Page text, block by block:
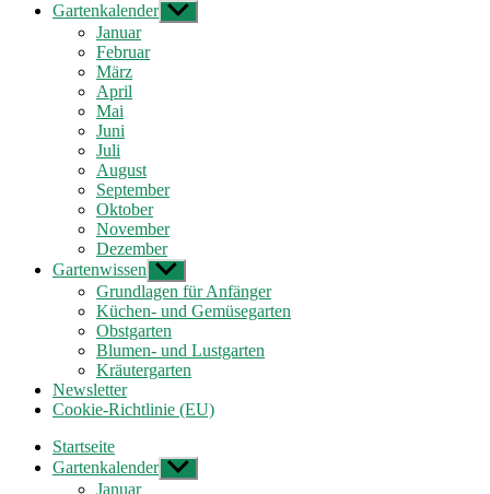
Gartenkalender Untermenü
anzeigen
Januar
Februar
März
April
Mai
Juni
Juli
August
September
Oktober
November
Dezember
Gartenwissen Untermenü
anzeigen
Grundlagen für Anfänger
Küchen- und Gemüsegarten
Obstgarten
Blumen- und Lustgarten
Kräutergarten
Newsletter
Cookie-Richtlinie (EU)
Startseite
Gartenkalender Untermenü
anzeigen
Januar